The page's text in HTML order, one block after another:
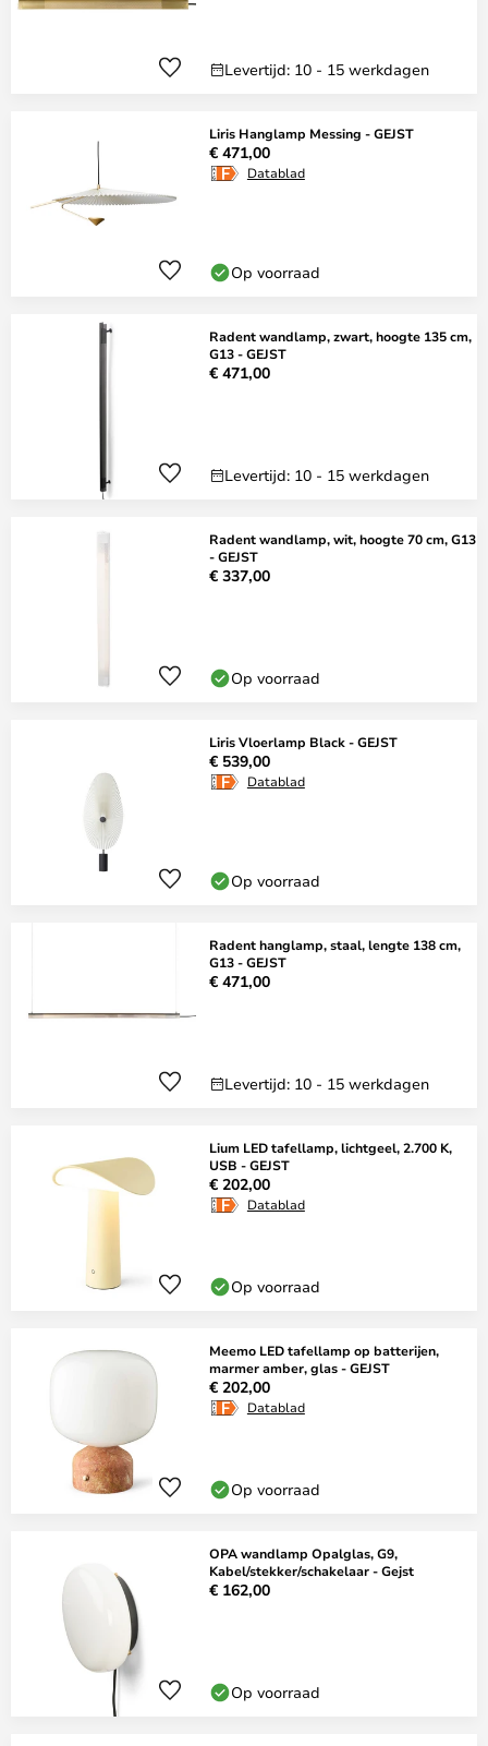
Levertijd: 10 - 15 werkdagen
Liris Hanglamp Messing - GEJST
€ 471,00
Datablad
Op voorraad
Radent wandlamp, zwart, hoogte 135 cm,
G13 - GEJST
€ 471,00
Levertijd: 10 - 15 werkdagen
Radent wandlamp, wit, hoogte 70 cm, G13
- GEJST
€ 337,00
Op voorraad
Liris Vloerlamp Black - GEJST
€ 539,00
Datablad
Op voorraad
Radent hanglamp, staal, lengte 138 cm,
G13 - GEJST
€ 471,00
Levertijd: 10 - 15 werkdagen
Lium LED tafellamp, lichtgeel, 2.700 K,
USB - GEJST
€ 202,00
Datablad
Op voorraad
Meemo LED tafellamp op batterijen,
marmer amber, glas - GEJST
€ 202,00
Datablad
Op voorraad
OPA wandlamp Opalglas, G9,
Kabel/stekker/schakelaar - Gejst
€ 162,00
Op voorraad